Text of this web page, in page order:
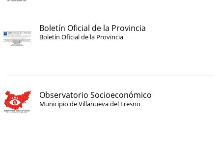
Boletín Oficial de la Provincia
Boletín Oficial de la Provincia
Observatorio Socioeconómico
Municipio de Villanueva del Fresno